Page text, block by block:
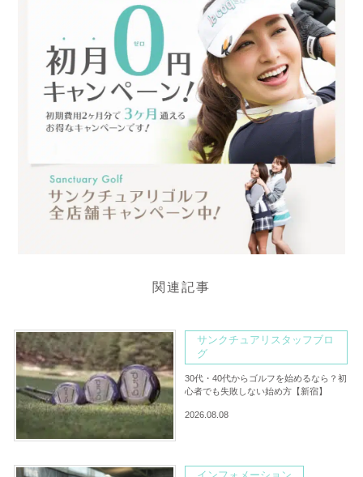
関連記事
サンクチュアリスタッフブロ
グ
30代・40代からゴルフを始めるなら？初
心者でも失敗しない始め方【新宿】
2026.08.08